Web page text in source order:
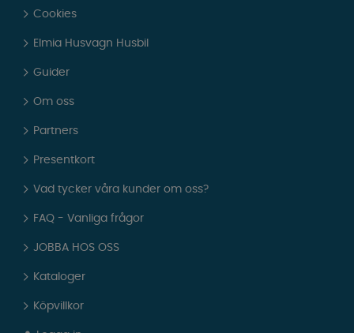
Cookies
Elmia Husvagn Husbil
Guider
Om oss
Partners
Presentkort
Vad tycker våra kunder om oss?
FAQ - Vanliga frågor
JOBBA HOS OSS
Kataloger
Köpvillkor